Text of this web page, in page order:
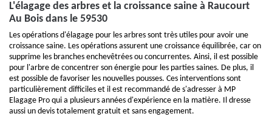
L'élagage des arbres et la croissance saine à Raucourt
Au Bois dans le 59530
Les opérations d'élagage pour les arbres sont très utiles pour avoir une
croissance saine. Les opérations assurent une croissance équilibrée, car on
supprime les branches enchevêtrées ou concurrentes. Ainsi, il est possible
pour l'arbre de concentrer son énergie pour les parties saines. De plus, il
est possible de favoriser les nouvelles pousses. Ces interventions sont
particulièrement difficiles et il est recommandé de s'adresser à MP
Elagage Pro qui a plusieurs années d'expérience en la matière. Il dresse
aussi un devis totalement gratuit et sans engagement.